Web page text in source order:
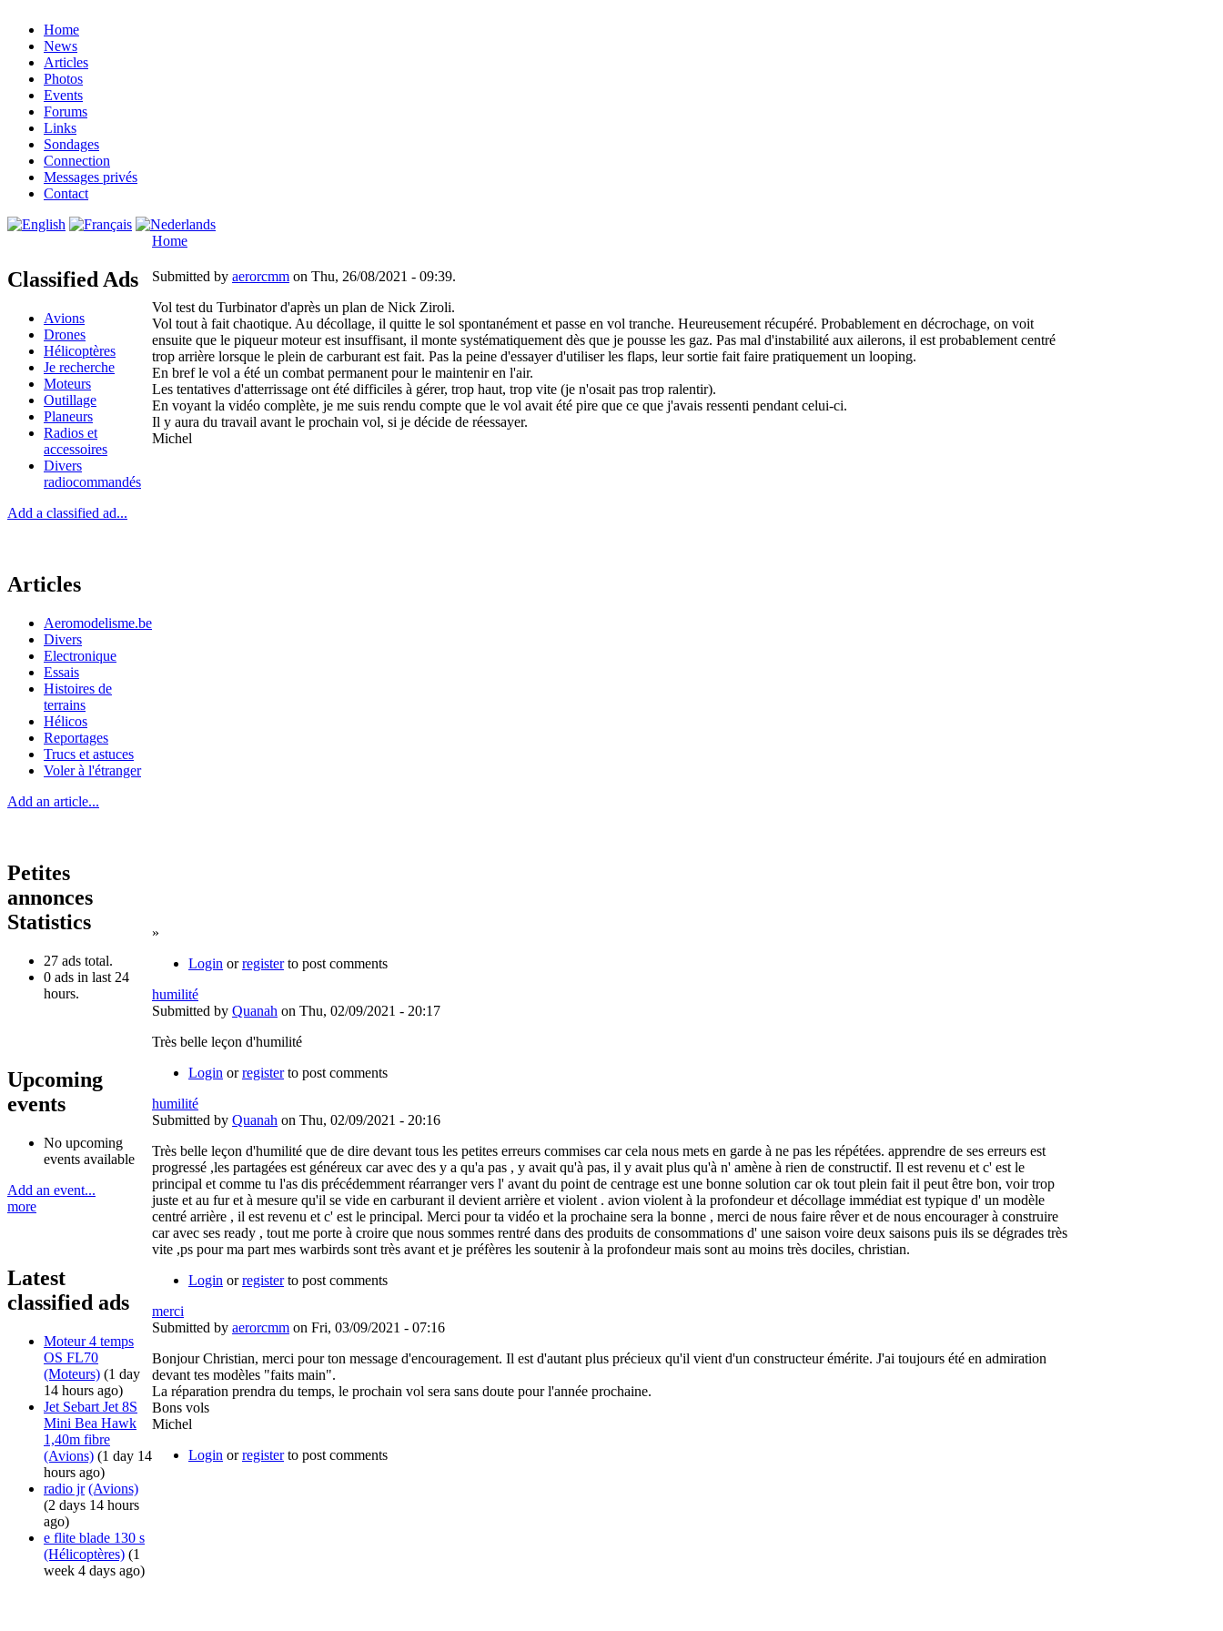
Home
News
Articles
Photos
Events
Forums
Links
Sondages
Connection
Messages privés
Contact
Classified Ads
Avions
Drones
Hélicoptères
Je recherche
Moteurs
Outillage
Planeurs
Radios et
accessoires
Divers
radiocommandés
Add a classified ad...
Articles
Aeromodelisme.be
Divers
Electronique
Essais
Histoires de
terrains
Hélicos
Reportages
Trucs et astuces
Voler à l'étranger
Add an article...
Petites
annonces
Statistics
27 ads total.
0 ads in last 24
hours.
Upcoming
events
No upcoming
events available
Add an event...
more
Latest
classified ads
Moteur 4 temps
OS FL70
(Moteurs) (1 day
14 hours ago)
Jet Sebart Jet 8S
Mini Bea Hawk
1,40m fibre
(Avions) (1 day 14
hours ago)
radio jr (Avions)
(2 days 14 hours
ago)
e flite blade 130 s
(Hélicoptères) (1
week 4 days ago)
Home
Submitted by aerorcmm on Thu, 26/08/2021 - 09:39.
Vol test du Turbinator d'après un plan de Nick Ziroli.
Vol tout à fait chaotique. Au décollage, il quitte le sol spontanément et passe en vol tranche. Heureusement récupéré. Probablement en décrochage, on voit
ensuite que le piqueur moteur est insuffisant, il monte systématiquement dès que je pousse les gaz. Pas mal d'instabilité aux ailerons, il est probablement centré
trop arrière lorsque le plein de carburant est fait. Pas la peine d'essayer d'utiliser les flaps, leur sortie fait faire pratiquement un looping.
En bref le vol a été un combat permanent pour le maintenir en l'air.
Les tentatives d'atterrissage ont été difficiles à gérer, trop haut, trop vite (je n'osait pas trop ralentir).
En voyant la vidéo complète, je me suis rendu compte que le vol avait été pire que ce que j'avais ressenti pendant celui-ci.
Il y aura du travail avant le prochain vol, si je décide de réessayer.
Michel
»
Login orregisterto post comments
humilité
Submitted by Quanah on Thu, 02/09/2021 - 20:17
Très belle leçon d'humilité
Login orregisterto post comments
humilité
Submitted by Quanah on Thu, 02/09/2021 - 20:16
Très belle leçon d'humilité que de dire devant tous les petites erreurs commises car cela nous mets en garde à ne pas les répétées. apprendre de ses erreurs est
progressé ,les partagées est généreux car avec des y a qu'a pas , y avait qu'à pas, il y avait plus qu'à n' amène à rien de constructif. Il est revenu et c' est le
principal et comme tu l'as dis précédemment réarranger vers l' avant du point de centrage est une bonne solution car ok tout plein fait il peut être bon, voir trop
juste et au fur et à mesure qu'il se vide en carburant il devient arrière et violent . avion violent à la profondeur et décollage immédiat est typique d' un modèle
centré arrière , il est revenu et c' est le principal. Merci pour ta vidéo et la prochaine sera la bonne , merci de nous faire rêver et de nous encourager à construire
car avec ses ready , tout me porte à croire que nous sommes rentré dans des produits de consommations d' une saison voire deux saisons puis ils se dégrades très
vite ,ps pour ma part mes warbirds sont très avant et je préfères les soutenir à la profondeur mais sont au moins très dociles, christian.
Login orregisterto post comments
merci
Submitted by aerorcmm on Fri, 03/09/2021 - 07:16
Bonjour Christian, merci pour ton message d'encouragement. Il est d'autant plus précieux qu'il vient d'un constructeur émérite. J'ai toujours été en admiration
devant tes modèles "faits main".
La réparation prendra du temps, le prochain vol sera sans doute pour l'année prochaine.
Bons vols
Michel
Login orregisterto post comments